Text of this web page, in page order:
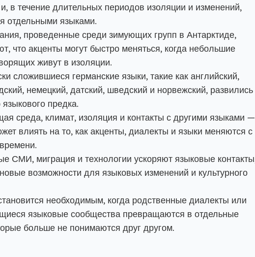
в течение длительных периодов изоляции и изменений,
отдельными языками.
проведенные среди зимующих групп в Антарктиде,
что акценты могут быстро меняться, когда небольшие
живут в изоляции.
сложившиеся германские языки, такие как английский,
немецкий, датский, шведский и норвежский, развились
предка.
среда, климат, изоляция и контакты с другими языками —
влиять на то, как акценты, диалекты и языки меняются с
СМИ, миграция и технологии ускоряют языковые
возможности для языковых изменений и культурного
необходимым, когда родственные диалекты или
языковые сообщества превращаются в отдельные
больше не понимаются друг другом.